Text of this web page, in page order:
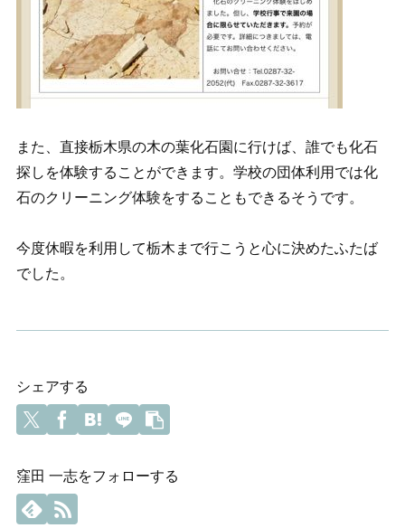
また、直接栃木県の木の葉化石園に行けば、誰でも化石
探しを体験することができます。学校の団体利用では化
石のクリーニング体験をすることもできるそうです。
今度休暇を利用して栃木まで行こうと心に決めたふたば
でした。
シェアする
窪田 一志をフォローする